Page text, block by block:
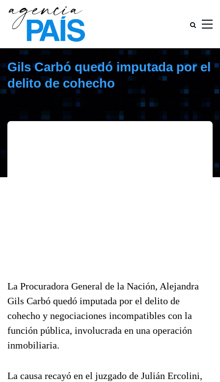
Gils Carbó quedó imputada por el
delito de cohecho
La Procuradora General de la Nación, Alejandra
Gils Carbó quedó imputada por el delito de
cohecho y negociaciones incompatibles con la
función pública, involucrada en una operación
inmobiliaria.
La causa recayó en el juzgado de Julián Ercolini,